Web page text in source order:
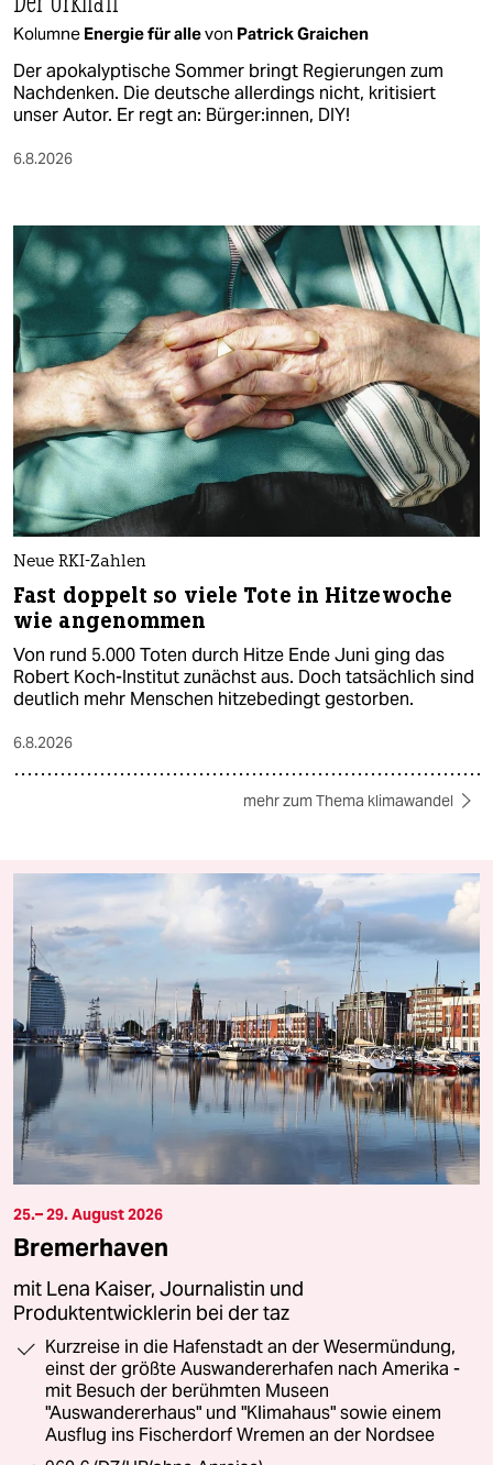
Kolumne Energie für allevon Patrick Graichen
Der apokalyptische Sommer bringt Regierungen zum
Nachdenken. Die deutsche allerdings nicht, kritisiert
unser Autor. Er regt an: Bürger:innen, DIY!
6.8.2026
Neue RKI-Zahlen
Fast doppelt so viele Tote in Hitzewoche
wie angenommen
Von rund 5.000 Toten durch Hitze Ende Juni ging das
Robert Koch-Institut zunächst aus. Doch tatsächlich sind
deutlich mehr Menschen hitzebedingt gestorben.
6.8.2026
mehr zum Thema klimawandel
25.– 29. August 2026
Bremerhaven
mit Lena Kaiser, Journalistin und
Produktentwicklerin bei der taz
Kurzreise in die Hafenstadt an der Wesermündung,
einst der größte Auswandererhafen nach Amerika -
mit Besuch der berühmten Museen
"Auswandererhaus" und "Klimahaus" sowie einem
Ausflug ins Fischerdorf Wremen an der Nordsee